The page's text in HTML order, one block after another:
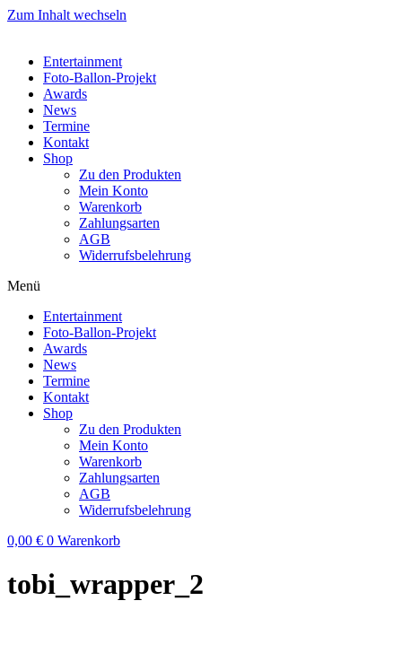
Zum Inhalt wechseln
Entertainment
Foto-Ballon-Projekt
Awards
News
Termine
Kontakt
Shop
Zu den Produkten
Mein Konto
Warenkorb
Zahlungsarten
AGB
Widerrufsbelehrung
Menü
Entertainment
Foto-Ballon-Projekt
Awards
News
Termine
Kontakt
Shop
Zu den Produkten
Mein Konto
Warenkorb
Zahlungsarten
AGB
Widerrufsbelehrung
0,00 € 0 Warenkorb
tobi_wrapper_2